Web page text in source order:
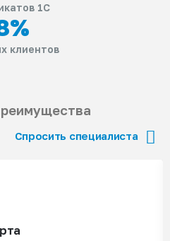
1С
%
клиентов
Спросить специалиста